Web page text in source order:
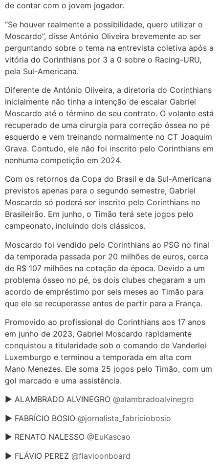
de contar com o jovem jogador.
“Se houver realmente a possibilidade, quero utilizar o
Moscardo”, disse António Oliveira brevemente ao ser
perguntando sobre o tema na entrevista coletiva após a
vitória do Corinthians por 3 a 0 sobre o Racing-URU,
pela Sul-Americana.
Diferente de António Oliveira, a diretoria do Corinthians
inicialmente não tinha a intenção de escalar Gabriel
Moscardo até o término de seu contrato. O volante está
recuperado de uma cirurgia para correção óssea no pé
esquerdo e vem treinando normalmente no CT Joaquim
Grava. Contudo, ele não foi inscrito pelo Corinthians em
nenhuma competição em 2024.
Com os retornos da Copa do Brasil e da Sul-Americana
previstos apenas para o segundo semestre, Gabriel
Moscardo só poderá ser inscrito pelo Corinthians no
Brasileirão. Em junho, o Timão terá sete jogos pelo
campeonato, incluindo dois clássicos.
Moscardo foi vendido pelo Corinthians ao PSG no final
da temporada passada por 20 milhões de euros, cerca
de R$ 107 milhões na cotação da época. Devido a um
problema ósseo no pé, os dois clubes chegaram a um
acordo de empréstimo por seis meses ao Timão para
que ele se recuperasse antes de partir para a França.
Promovido ao profissional do Corinthians aos 17 anos
em junho de 2023, Gabriel Moscardo rapidamente
conquistou a titularidade sob o comando de Vanderlei
Luxemburgo e terminou a temporada em alta com
Mano Menezes. Ele soma 25 jogos pelo Timão, com um
gol marcado e uma assistência.
► ALAMBRADO ALVINEGRO @alambradoalvinegro
► FABRÍCIO BOSIO @jornalista_fabriciobosio
► RENATO NALESSO @EuKascao
► FLÁVIO PEREZ @flavioonboard